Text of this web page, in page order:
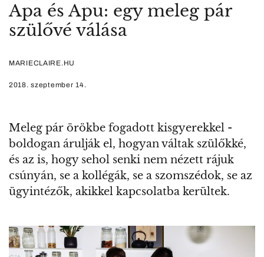
Apa és Apu: egy meleg pár
szülővé válása
MARIECLAIRE.HU
2018. szeptember 14.
Meleg pár örökbe fogadott kisgyerekkel -
boldogan árulják el, hogyan váltak szülőkké,
és az is, hogy sehol senki nem nézett rájuk
csúnyán, se a kollégák, se a szomszédok, se az
ügyintézők, akikkel kapcsolatba kerültek.